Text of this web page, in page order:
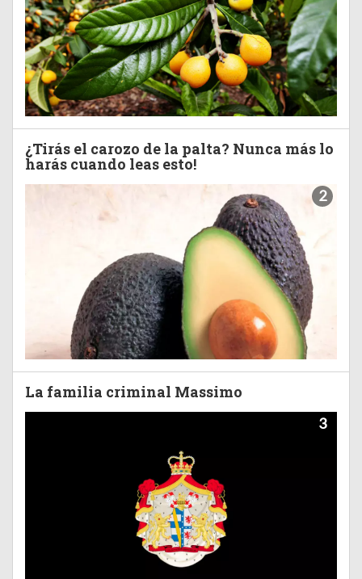
¿Tirás el carozo de la palta? Nunca más lo
harás cuando leas esto!
2
La familia criminal Massimo
3